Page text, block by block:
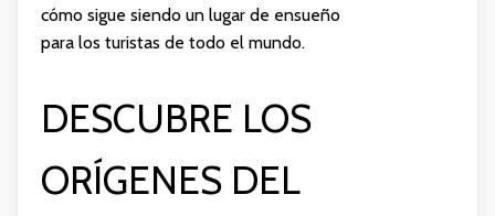
cómo sigue siendo un lugar de ensueño
para los turistas de todo el mundo.
DESCUBRE LOS
ORÍGENES DEL